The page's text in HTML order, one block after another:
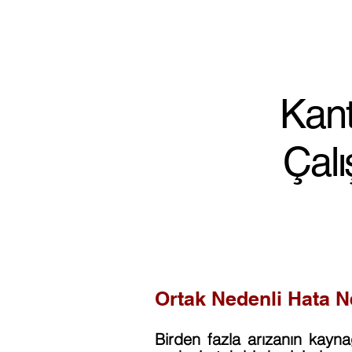
Ortak Nedenli Hata
Birden fazla arızanın